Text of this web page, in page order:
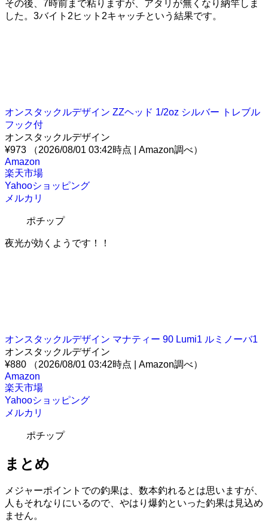
その後、7時前まで粘りますが、アタリが無くなり納竿しま
した。3バイト2ヒット2キャッチという結果です。
オンスタックルデザイン ZZヘッド 1/2oz シルバー トレブル
フック付
オンスタックルデザイン
¥973
（2026/08/01 03:42時点 | Amazon調べ）
Amazon
楽天市場
Yahooショッピング
メルカリ
ポチップ
夜光が効くようです！！
オンスタックルデザイン マナティー 90 Lumi1 ルミノーバ1
オンスタックルデザイン
¥880
（2026/08/01 03:42時点 | Amazon調べ）
Amazon
楽天市場
Yahooショッピング
メルカリ
ポチップ
まとめ
メジャーポイントでの釣果は、数本釣れるとは思いますが、
人もそれなりにいるので、やはり爆釣といった釣果は見込め
ません。